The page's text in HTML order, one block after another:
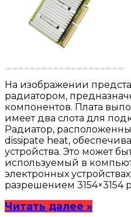
На изображении
радиатором,
компонентов. Плата
имеет два слота для
Радиатор,
dissipate heat,
устройства. Это может
используемый в
электронных
разрешением 3154×3154
Читать далее »